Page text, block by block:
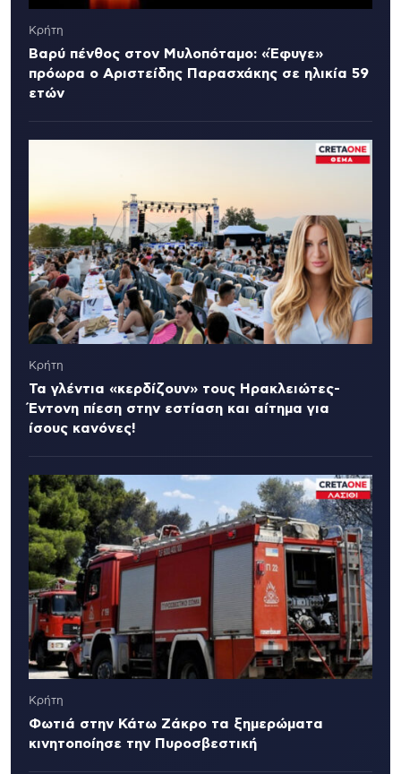
Κρήτη
Βαρύ πένθος στον Μυλοπόταμο: «Έφυγε»
πρόωρα ο Αριστείδης Παρασχάκης σε ηλικία 59
ετών
Κρήτη
Τα γλέντια «κερδίζουν» τους Ηρακλειώτες-
Έντονη πίεση στην εστίαση και αίτημα για
ίσους κανόνες!
Κρήτη
Φωτιά στην Κάτω Ζάκρο τα ξημερώματα
κινητοποίησε την Πυροσβεστική